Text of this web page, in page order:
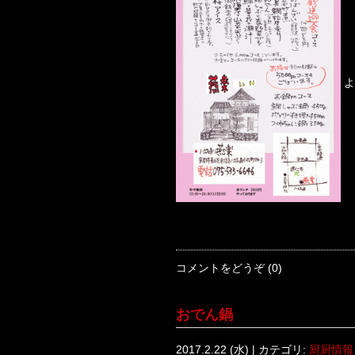
コメントをどうぞ (0)
おでん鍋
2017.2.22 (水) | カテゴリ: 厨厨情報